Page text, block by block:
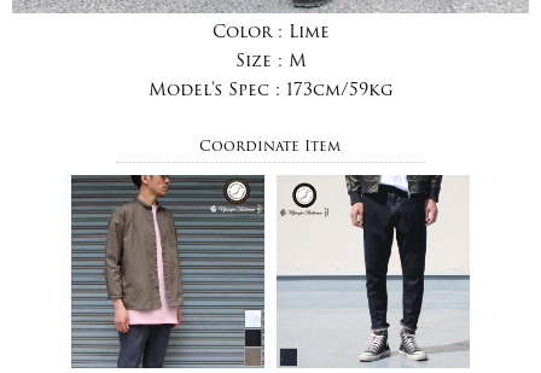
Color : Lime
Size : M
Model's Spec : 173cm/59kg
Coordinate Item